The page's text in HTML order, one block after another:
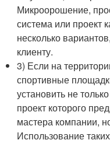
Микроорошение,
система или проект
несколько
клиенту.
3) Если на
спортивные
установить не
проект которого
мастера компании,
Использование